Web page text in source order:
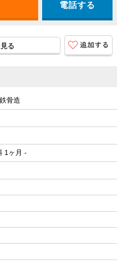
電話する
る
骨造
1ヶ月 -